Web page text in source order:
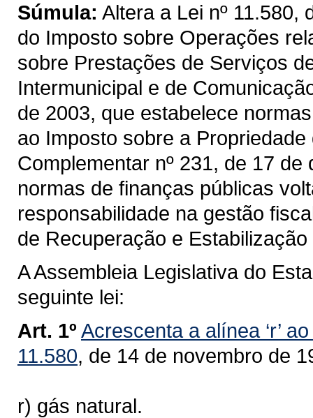
Súmula: Altera a Lei nº 11.580,
do Imposto sobre Operações
sobre Prestações de Serviços
Intermunicipal e de
de 2003, que estabelece
ao Imposto sobre a
Complementar nº 231, de 17
normas de finanças públicas
responsabilidade na gestão
de Recuperação e
A Assembleia Legislativa do
seguinte lei:
Art. 1º Acrescenta a alínea ‘r’
11.580, de 14 de novembro de
r) gás natural.